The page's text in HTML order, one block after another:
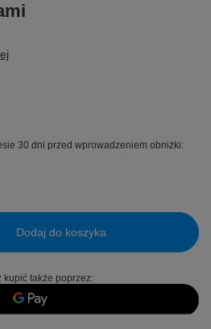
30 dni przed wprowadzeniem obniżki:
Dodaj do koszyka
kupić także poprzez: